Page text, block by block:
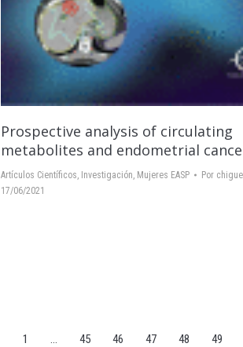
Prospective analysis of circulating
metabolites and endometrial
Artículos Científicos Investigación Mujeres EASP Por
17/06/2021
1 45 46 47 48 49